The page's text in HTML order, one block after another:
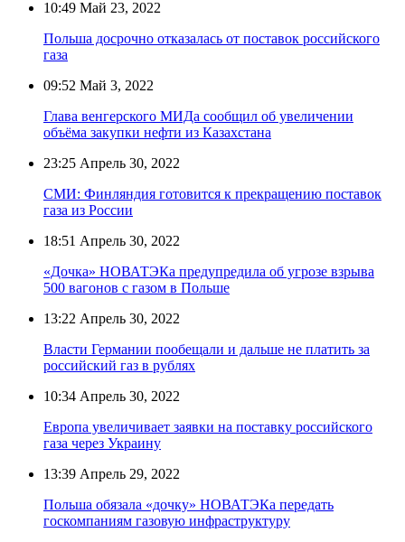
10:49 Май 23, 2022
Польша досрочно отказалась от поставок российского
газа
09:52 Май 3, 2022
Глава венгерского МИДа сообщил об увеличении
объёма закупки нефти из Казахстана
23:25 Апрель 30, 2022
СМИ: Финляндия готовится к прекращению поставок
газа из России
18:51 Апрель 30, 2022
«Дочка» НОВАТЭКа предупредила об угрозе взрыва
500 вагонов с газом в Польше
13:22 Апрель 30, 2022
Власти Германии пообещали и дальше не платить за
российский газ в рублях
10:34 Апрель 30, 2022
Европа увеличивает заявки на поставку российского
газа через Украину
13:39 Апрель 29, 2022
Польша обязала «дочку» НОВАТЭКа передать
госкомпаниям газовую инфраструктуру